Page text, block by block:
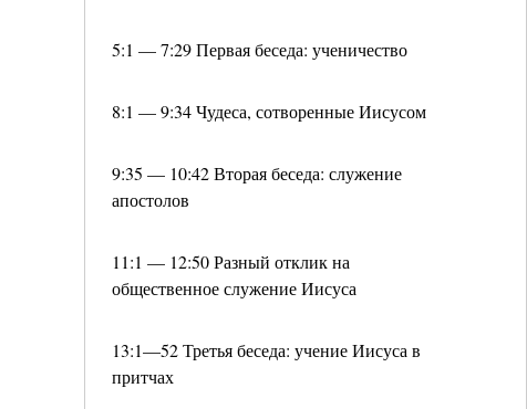
5:1 — 7:29 Первая беседа: ученичество
8:1 — 9:34 Чудеса, сотворенные Иисусом
9:35 — 10:42 Вторая беседа: служение
апостолов
11:1 — 12:50 Разный отклик на
общественное служение Иисуса
13:1—52 Третья беседа: учение Иисуса в
притчах